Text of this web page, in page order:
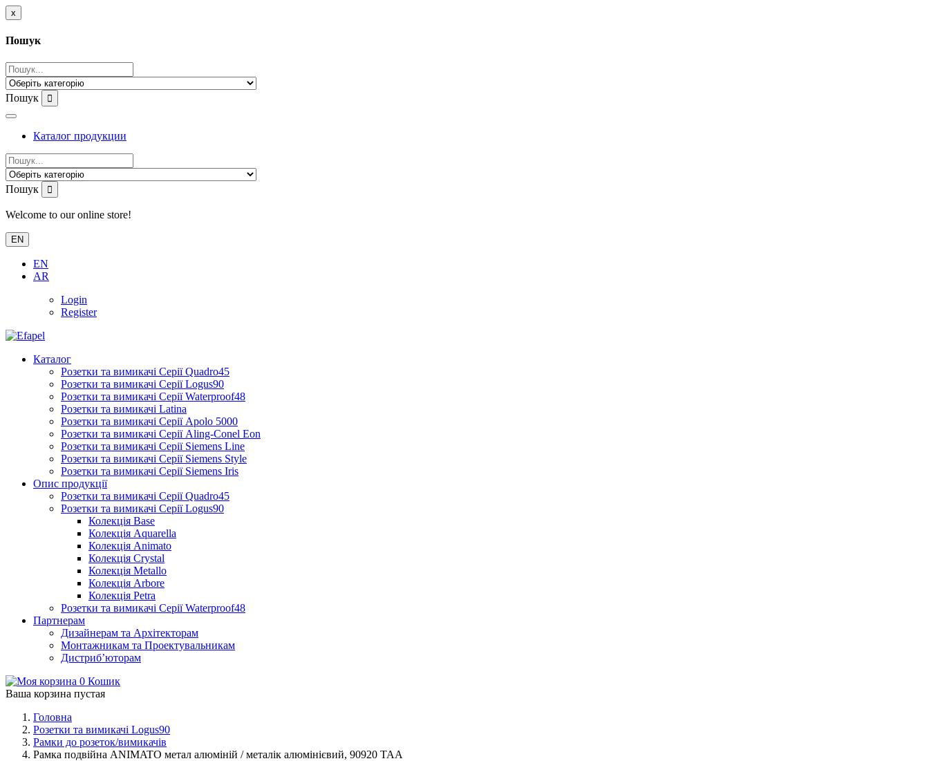
x
Пошук
Пошук
Каталог продукции
Пошук
Welcome to our online store!
EN
EN
AR
Login
Register
Каталог
Розетки та вимикачі Серії Quadro45
Розетки та вимикачі Серії Logus90
Розетки та вимикачі Серії Waterproof48
Розетки та вимикачі Latina
Розетки та вимикачі Серії Apolo 5000
Розетки та вимикачі Серії Aling-Conel Eon
Розетки та вимикачі Серії Siemens Line
Розетки та вимикачі Серії Siemens Style
Розетки та вимикачі Серії Siemens Iris
Опис продукції
Розетки та вимикачі Серії Quadro45
Розетки та вимикачі Серії Logus90
Колекція Base
Колекція Aquarella
Колекція Animato
Колекція Crystal
Колекція Metallo
Колекція Arbore
Колекція Petra
Розетки та вимикачі Серії Waterproof48
Партнерам
Дизайнерам та Архітекторам
Монтажникам та Проектувальникам
Дистриб’юторам
0 Кошик
Ваша корзина пустая
Головна
Розетки та вимикачі Logus90
Рамки до розеток/вимикачів
Рамка подвійна ANIMATO метал алюміній / металік алюмінієвий, 90920 TAA